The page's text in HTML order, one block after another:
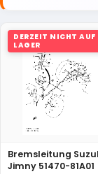
DERZEIT NICHT AUF
LAGER
Bremsleitung
Jimny 51470-81A01